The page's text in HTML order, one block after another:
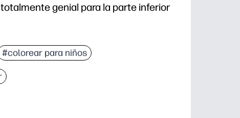
genial para la parte inferior
imprimir y usar que ahorra preparación. Solo
engancha a los creadores reacios, perfecta
voz a medida que los niños personalizan la
#colorear para niños